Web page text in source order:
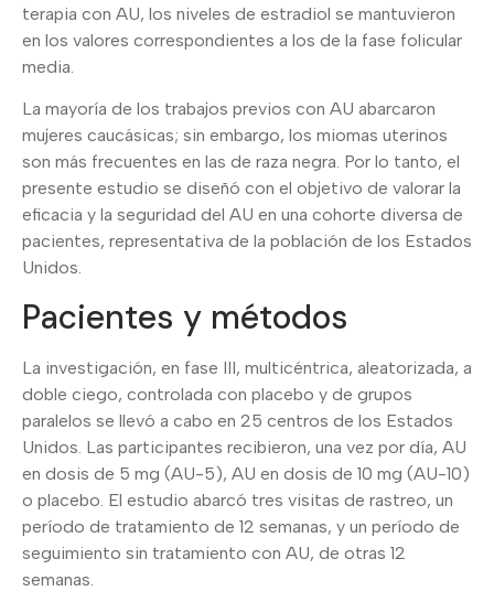
terapia con AU, los niveles de estradiol se mantuvieron
en los valores correspondientes a los de la fase folicular
media.
La mayoría de los trabajos previos con AU abarcaron
mujeres caucásicas; sin embargo, los miomas uterinos
son más frecuentes en las de raza negra. Por lo tanto, el
presente estudio se diseñó con el objetivo de valorar la
eficacia y la seguridad del AU en una cohorte diversa de
pacientes, representativa de la población de los Estados
Unidos.
Pacientes y métodos
La investigación, en fase III, multicéntrica, aleatorizada, a
doble ciego, controlada con placebo y de grupos
paralelos se llevó a cabo en 25 centros de los Estados
Unidos. Las participantes recibieron, una vez por día, AU
en dosis de 5 mg (AU-5), AU en dosis de 10 mg (AU-10)
o placebo. El estudio abarcó tres visitas de rastreo, un
período de tratamiento de 12 semanas, y un período de
seguimiento sin tratamiento con AU, de otras 12
semanas.